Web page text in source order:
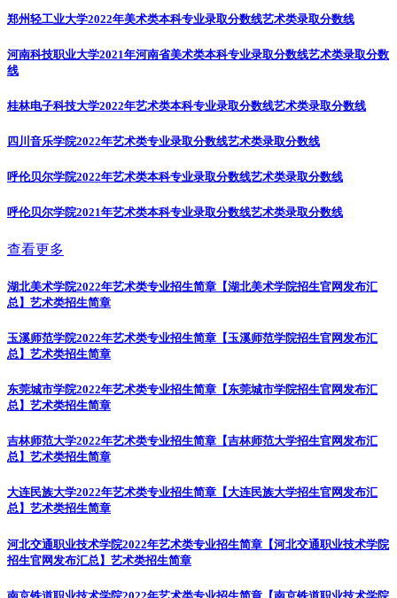
郑州轻工业大学2022年美术类本科专业录取分数线艺术类录取分数线
河南科技职业大学2021年河南省美术类本科专业录取分数线艺术类录取分数
线
桂林电子科技大学2022年艺术类本科专业录取分数线艺术类录取分数线
四川音乐学院2022年艺术类专业录取分数线艺术类录取分数线
呼伦贝尔学院2022年艺术类本科专业录取分数线艺术类录取分数线
呼伦贝尔学院2021年艺术类本科专业录取分数线艺术类录取分数线
查看更多
湖北美术学院2022年艺术类专业招生简章【湖北美术学院招生官网发布汇
总】 艺术类招生简章
玉溪师范学院2022年艺术类专业招生简章【玉溪师范学院招生官网发布汇
总】 艺术类招生简章
东莞城市学院2022年艺术类专业招生简章【东莞城市学院招生官网发布汇
总】 艺术类招生简章
吉林师范大学2022年艺术类专业招生简章【吉林师范大学招生官网发布汇
总】 艺术类招生简章
大连民族大学2022年艺术类专业招生简章【大连民族大学招生官网发布汇
总】 艺术类招生简章
河北交通职业技术学院2022年艺术类专业招生简章【河北交通职业技术学院
招生官网发布汇总】 艺术类招生简章
南京铁道职业技术学院2022年艺术类专业招生简章【南京铁道职业技术学院